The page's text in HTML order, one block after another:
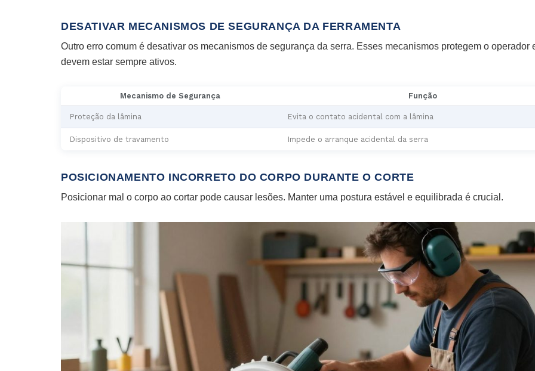
DESATIVAR MECANISMOS DE SEGURANÇA DA FERRAMENTA
Outro erro comum é desativar os mecanismos de segurança da serra. Esses mecanismos protegem o operador
devem estar sempre ativos.
Mecanismo de Segurança Função
Proteção da lâmina Evita o contato acidental com a lâmina
Dispositivo de travamento Impede o arranque acidental da serra
POSICIONAMENTO INCORRETO DO CORPO DURANTE O CORTE
Posicionar mal o corpo ao cortar pode causar lesões. Manter uma postura estável e equilibrada é crucial.